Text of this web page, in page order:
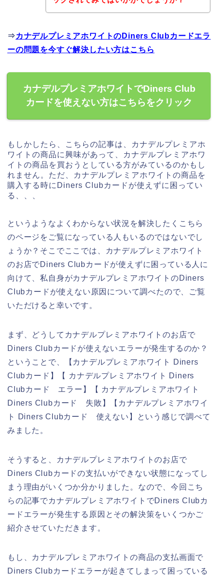
⇒ カナデルプレミアホワイトのDiners Clubカードエラ
ーの問題を今すぐ解決したい方はこちら
カナデルプレミアホワイトでDiners Club
カードを使えない方はこちらをクリック
もしかしたら、こちらの記事は、カナデルプレミアホ
ワイトの商品に興味があって、カナデルプレミアホワ
イトの商品を買おうとしている方がみているのかもし
れません。ただ、カナデルプレミアホワイトの商品を
購入する時にDiners Clubカードが使えずに困ってい
る、、、
というようなよくわからない状況を解決したくこちら
のページをご覧になっている人もいるのではないでし
ょうか？そこでここでは、カナデルプレミアホワイト
のお店でDiners Clubカードが使えずに困っている人に
向けて、私自身がカナデルプレミアホワイトのDiners
Clubカードが使えない原因について調べたので、ご覧
いただけると幸いです。
まず、どうしてカナデルプレミアホワイトのお店で
Diners Clubカードが使えないエラーが発生するのか？
ということで、【カナデルプレミアホワイト Diners
Clubカード】【 カナデルプレミアホワイト Diners
Clubカード エラー】【 カナデルプレミアホワイト
Diners Clubカード 失敗】【カナデルプレミアホワイ
ト Diners Clubカード 使えない】という感じで調べて
みました。
そうすると、カナデルプレミアホワイトのお店で
Diners Clubカードの支払いができない状態になってし
まう理由がいくつか分かりました。なので、今回こち
らの記事でカナデルプレミアホワイトでDiners Clubカ
ードエラーが発生する原因とその解決策をいくつかご
紹介させていただきます。
もし、カナデルプレミアホワイトの商品の支払画面で
Diners Clubカードエラーが起きてしまって困っている